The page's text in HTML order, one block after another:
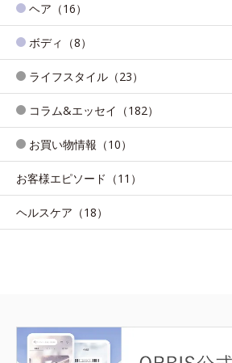
ヘア（16）
ボディ（8）
ライフスタイル（23）
コラム&エッセイ（182）
お買い物情報（10）
お客様エピソード（11）
ヘルスケア（18）